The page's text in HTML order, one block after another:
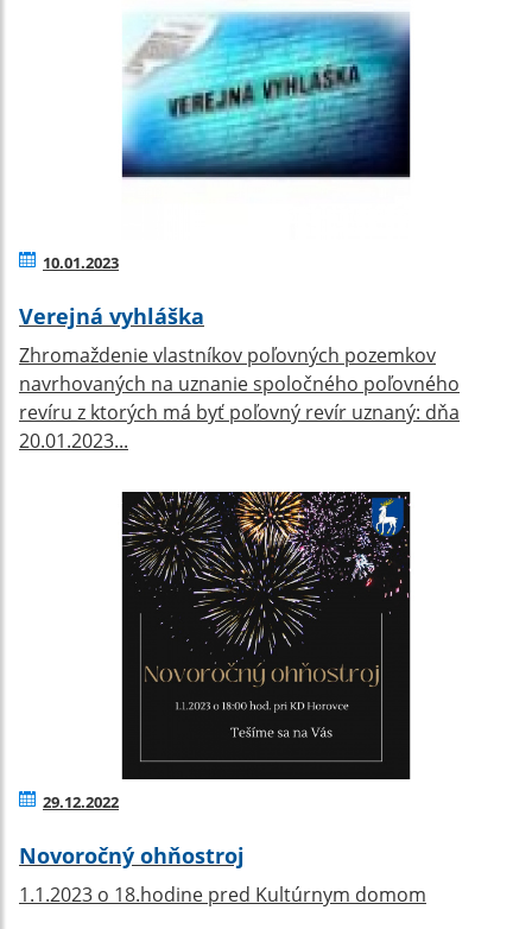
10.01.2023
Verejná vyhláška
Zhromaždenie vlastníkov poľovných pozemkov
navrhovaných na uznanie spoločného poľovného
revíru z ktorých má byť poľovný revír uznaný: dňa
20.01.2023...
29.12.2022
Novoročný ohňostroj
1.1.2023 o 18.hodine pred Kultúrnym domom